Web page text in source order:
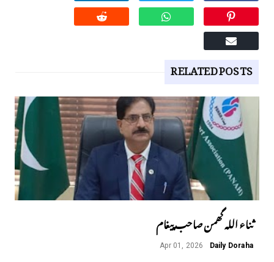
RELATED POSTS
ثناء اللہ گھمن صاحب پیغام
Daily Doraha
Apr 01, 2026